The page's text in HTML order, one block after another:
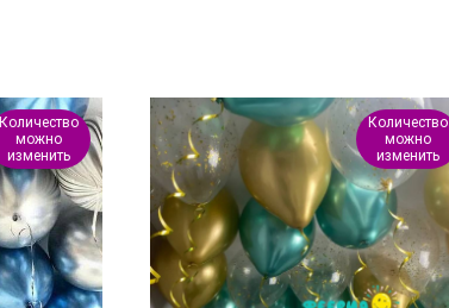
Количество
можно
изменить
Количество
можно
изменить